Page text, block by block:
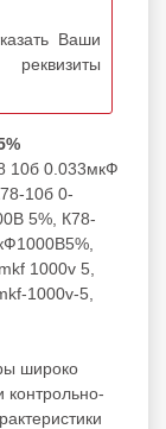
Ваши
10б 0.033мкФ
10б 0-
5%, К78-
1000v 5,
1000v-5,
широко
контрольно-